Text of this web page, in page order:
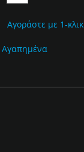
Αγοράστε με 1-κλικ